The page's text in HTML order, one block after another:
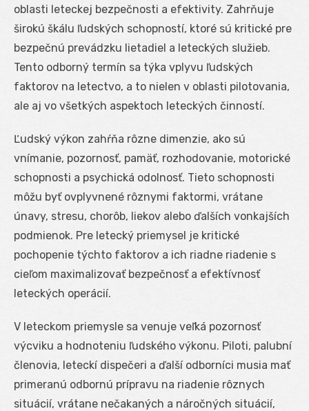
oblasti leteckej bezpečnosti a efektivity. Zahrňuje
širokú škálu ľudských schopností, ktoré sú kritické pre
bezpečnú prevádzku lietadiel a leteckých služieb.
Tento odborný termín sa týka vplyvu ľudských
faktorov na letectvo, a to nielen v oblasti pilotovania,
ale aj vo všetkých aspektoch leteckých činností.
Ľudský výkon zahŕňa rôzne dimenzie, ako sú
vnímanie, pozornosť, pamäť, rozhodovanie, motorické
schopnosti a psychická odolnosť. Tieto schopnosti
môžu byť ovplyvnené rôznymi faktormi, vrátane
únavy, stresu, chorôb, liekov alebo ďalších vonkajších
podmienok. Pre letecký priemysel je kritické
pochopenie týchto faktorov a ich riadne riadenie s
cieľom maximalizovať bezpečnosť a efektívnosť
leteckých operácií.
V leteckom priemysle sa venuje veľká pozornosť
výcviku a hodnoteniu ľudského výkonu. Piloti, palubní
členovia, leteckí dispečeri a ďalší odborníci musia mať
primeranú odbornú prípravu na riadenie rôznych
situácií, vrátane nečakaných a náročných situácií,